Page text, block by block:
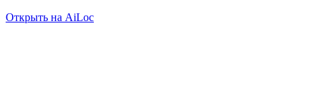
Открыть на AiLoc